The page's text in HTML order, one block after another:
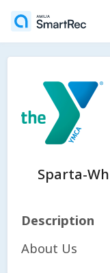
Sparta-
Description
About Us